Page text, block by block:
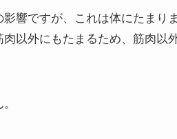
響ですが、これは体にたまり
以外にもたまるため、筋肉以